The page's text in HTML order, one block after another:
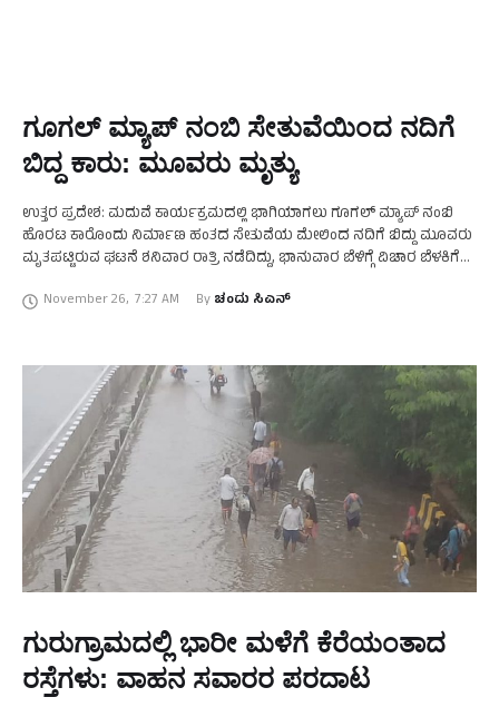
ಗೂಗಲ್ ಮ್ಯಾಪ್ ನಂಬಿ ಸೇತುವೆಯಿಂದ ನದಿಗೆ
ಬಿದ್ದ ಕಾರು: ಮೂವರು ಮೃತ್ಯು
ಉತ್ತರ ಪ್ರದೇಶ: ಮದುವೆ ಕಾರ್ಯಕ್ರಮದಲ್ಲಿ ಭಾಗಿಯಾಗಲು ಗೂಗಲ್ ಮ್ಯಾಪ್ ನಂಬಿ
ಹೊರಟ ಕಾರೊಂದು ನಿರ್ಮಾಣ ಹಂತದ ಸೇತುವೆಯ ಮೇಲಿಂದ ನದಿಗೆ ಬಿದ್ದು ಮೂವರು
ಮೃತಪಟ್ಟಿರುವ ಘಟನೆ ಶನಿವಾರ ರಾತ್ರಿ ನಡೆದಿದ್ದು, ಭಾನುವಾರ ಬೆಳಿಗ್ಗೆ ವಿಚಾರ ಬೆಳಕಿಗೆ
November 26, 7:27 AM By ಚಂದು ಸಿಎನ್
ಗುರುಗ್ರಾಮದಲ್ಲಿ ಭಾರೀ ಮಳೆಗೆ ಕೆರೆಯಂತಾದ
ರಸ್ತೆಗಳು: ವಾಹನ ಸವಾರರ ಪರದಾಟ